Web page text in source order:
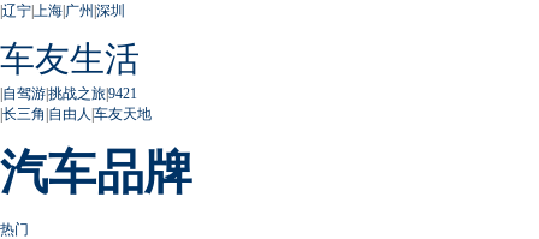
|辽宁| 上海|广州 |深圳
车友生活
|自驾游|挑战之旅|9421
|长三角 |自由人 |车友天地
汽车品牌
热门